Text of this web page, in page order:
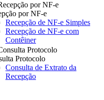
por NF-e
por NF-e
Recepção de NF-e Simples
Recepção de NF-e com
Contêiner
Protocolo
Protocolo
Consulta de Extrato da
Recepção